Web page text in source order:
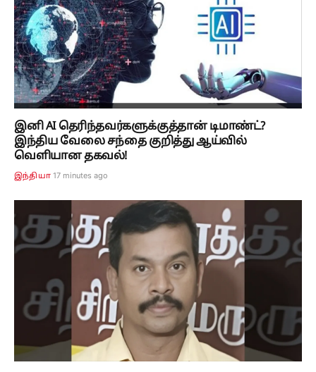
இனி AI தெரிந்தவர்களுக்குத்தான் டிமாண்ட்?
இந்திய வேலை சந்தை குறித்து ஆய்வில்
வெளியான தகவல்!
இந்தியா 17 minutes ago